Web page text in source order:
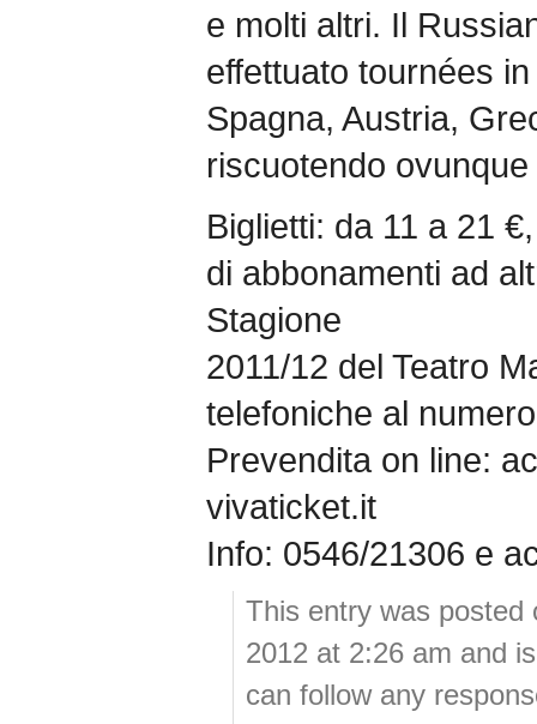
e molti altri. Il
effettuato tournées
Spagna, Austria,
riscuotendo
Biglietti: da 11 a 21
di abbonamenti ad
Stagione
2011/12 del Teatro
telefoniche al
Prevendita on line:
vivaticket.it
Info: 0546/21306 e
This entry was posted
2012 at 2:26 am and
can follow any